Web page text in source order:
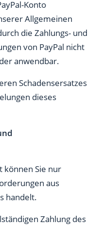
Konto
Allgemeinen
die Zahlungs- und
von PayPal nicht
anwendbar.
Schadensersatzes
dieses
können Sie nur
aus
handelt.
Zahlung des